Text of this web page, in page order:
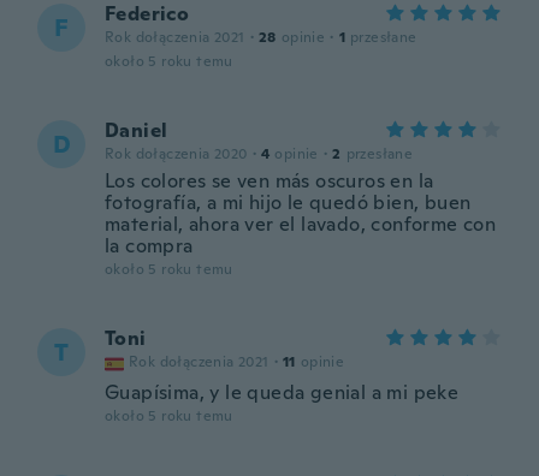
F Federico
Rok dołączenia 2021 · 28 opinie · 1 przesłane
około 5 roku temu
D Daniel
Rok dołączenia 2020 · 4 opinie · 2 przesłane
Los colores se ven más oscuros en la
fotografía, a mi hijo le quedó bien, buen
material, ahora ver el lavado, conforme con
la compra
około 5 roku temu
T Toni
Rok dołączenia 2021 · 11 opinie
Guapísima, y le queda genial a mi peke
około 5 roku temu